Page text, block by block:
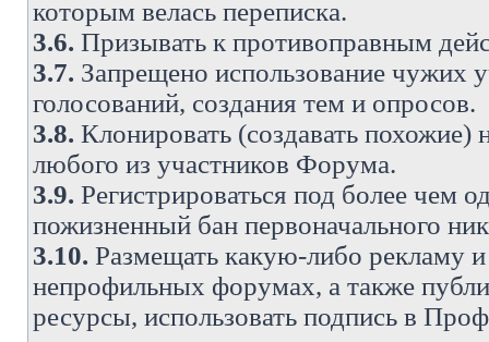
которым велась переписка.
3.6. Призывать к противоправным
3.7. Запрещено использование чужих
голосований, создания тем и опросов.
3.8. Клонировать (создавать похожие)
любого из участников Форума.
3.9. Регистрироваться под более чем
пожизненный бан первоначального
3.10. Размещать какую-либо рекламу
непрофильных форумах, а также
ресурсы, использовать подпись в